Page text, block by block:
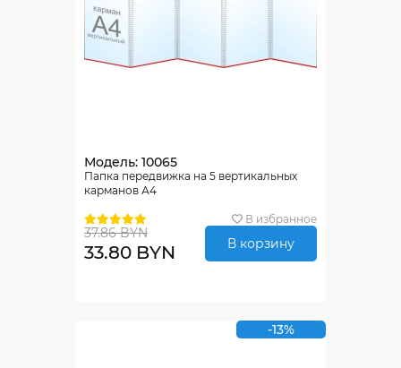
Модель: 10065
Папка передвижка на 5 вертикальных
карманов А4
В избранное
37.86 BYN
33.80 BYN В корзину
-13%